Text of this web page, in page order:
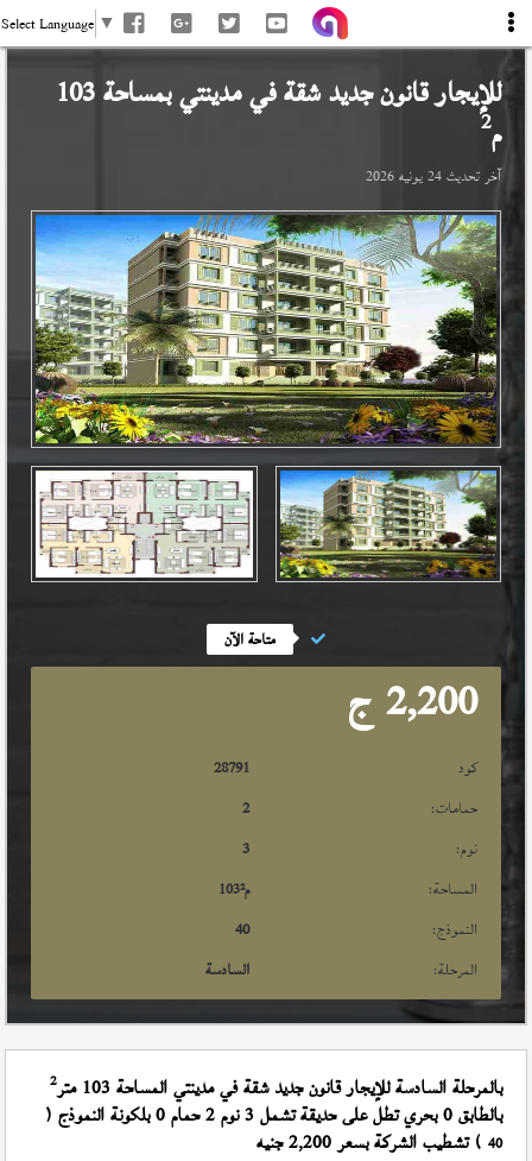
Select Language ▼
للإيجار قانون جديد شقة فيمدينتي بمساحة 103
م2
آخر تحديث24 يونيه 2026
متاحة الآن
2,200 ج
كود
28791
حمامات:
2
نوم:
3
المساحة:
103م²
النموذج:
40
المرحلة:
السادسة
بالمرحلة السادسة للإيجار قانون جديد شقة في مدينتي المساحة 103 متر 2
بالطابق 0 بحري تطل على حديقة تشمل 3 نوم 2 حمام 0 بلكونة النموذج (
40 ) تشطيب الشركة بسعر 2,200 جنيه